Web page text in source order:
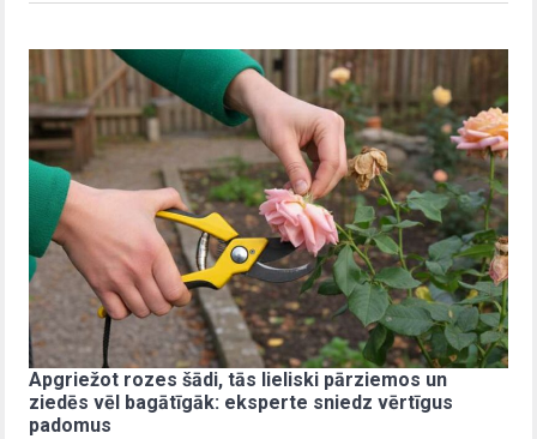
Apgriežot rozes šādi, tās lieliski pārziemos un
ziedēs vēl bagātīgāk: eksperte sniedz vērtīgus
padomus